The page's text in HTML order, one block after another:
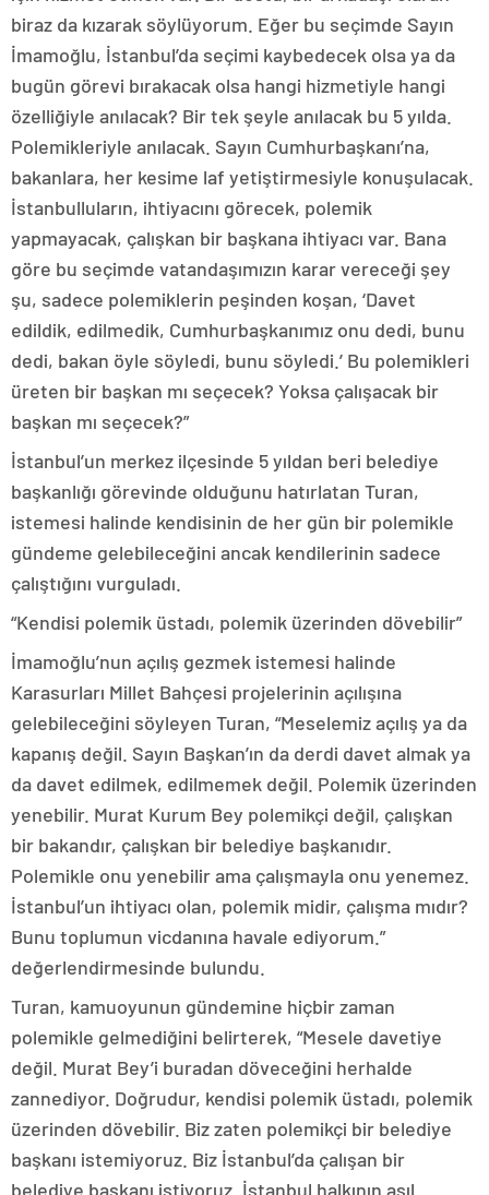
biraz da kızarak söylüyorum. Eğer bu seçimde Sayın
İmamoğlu, İstanbul’da seçimi kaybedecek olsa ya da
bugün görevi bırakacak olsa hangi hizmetiyle hangi
özelliğiyle anılacak? Bir tek şeyle anılacak bu 5 yılda.
Polemikleriyle anılacak. Sayın Cumhurbaşkanı’na,
bakanlara, her kesime laf yetiştirmesiyle konuşulacak.
İstanbulluların, ihtiyacını görecek, polemik
yapmayacak, çalışkan bir başkana ihtiyacı var. Bana
göre bu seçimde vatandaşımızın karar vereceği şey
şu, sadece polemiklerin peşinden koşan, ‘Davet
edildik, edilmedik, Cumhurbaşkanımız onu dedi, bunu
dedi, bakan öyle söyledi, bunu söyledi.’ Bu polemikleri
üreten bir başkan mı seçecek? Yoksa çalışacak bir
başkan mı seçecek?”
İstanbul’un merkez ilçesinde 5 yıldan beri belediye
başkanlığı görevinde olduğunu hatırlatan Turan,
istemesi halinde kendisinin de her gün bir polemikle
gündeme gelebileceğini ancak kendilerinin sadece
çalıştığını vurguladı.
“Kendisi polemik üstadı, polemik üzerinden dövebilir”
İmamoğlu’nun açılış gezmek istemesi halinde
Karasurları Millet Bahçesi projelerinin açılışına
gelebileceğini söyleyen Turan, “Meselemiz açılış ya da
kapanış değil. Sayın Başkan’ın da derdi davet almak ya
da davet edilmek, edilmemek değil. Polemik üzerinden
yenebilir. Murat Kurum Bey polemikçi değil, çalışkan
bir bakandır, çalışkan bir belediye başkanıdır.
Polemikle onu yenebilir ama çalışmayla onu yenemez.
İstanbul’un ihtiyacı olan, polemik midir, çalışma mıdır?
Bunu toplumun vicdanına havale ediyorum.”
değerlendirmesinde bulundu.
Turan, kamuoyunun gündemine hiçbir zaman
polemikle gelmediğini belirterek, “Mesele davetiye
değil. Murat Bey’i buradan döveceğini herhalde
zannediyor. Doğrudur, kendisi polemik üstadı, polemik
üzerinden dövebilir. Biz zaten polemikçi bir belediye
başkanı istemiyoruz. Biz İstanbul’da çalışan bir
belediye başkanı istiyoruz. İstanbul halkının asıl